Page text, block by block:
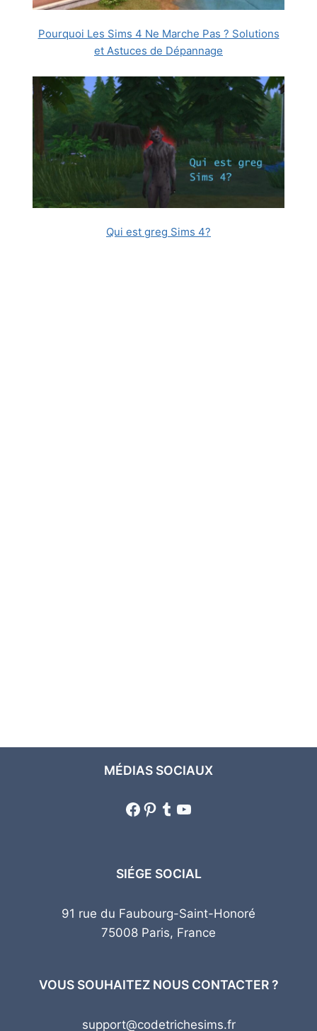
Pourquoi Les Sims 4 Ne Marche Pas ? Solutions
et Astuces de Dépannage
Qui est greg Sims 4?
MÉDIAS SOCIAUX
Facebook
Pinterest
Tumblr
YouTube
SIÉGE SOCIAL
91 rue du Faubourg-Saint-Honoré
75008 Paris, France
VOUS SOUHAITEZ NOUS CONTACTER ?
support@codetrichesims.fr